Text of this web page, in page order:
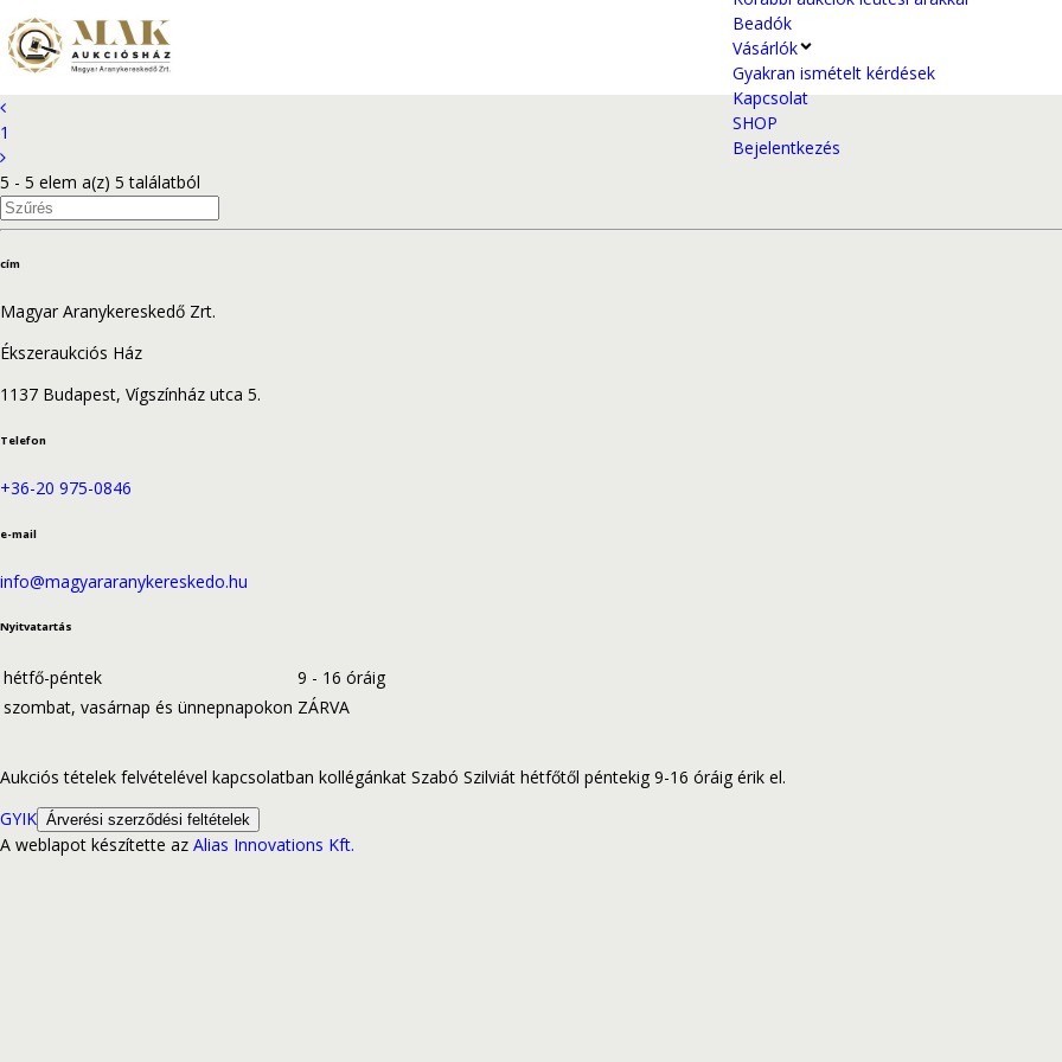
Beadók
Vásárlók
Gyakran ismételt kérdések
Kapcsolat
SHOP
Bejelentkezés
Aukciók
1
5 - 5 elem a(z) 5 találatból
cím
Magyar Aranykereskedő Zrt.
Ékszeraukciós Ház
1137 Budapest, Vígszínház utca 5.
Telefon
+36-20 975-0846
e-mail
info@magyararanykereskedo.hu
Nyitvatartás
hétfő-péntek
9 - 16 óráig
szombat, vasárnap és ünnepnapokon ZÁRVA
Aukciós tételek felvételével kapcsolatban kollégánkat Szabó Szilviát hétfőtől péntekig 9-16 óráig érik el.
GYIK Árverési szerződési feltételek
A weblapot készítette az Alias Innovations Kft.